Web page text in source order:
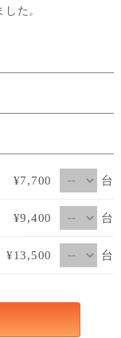
た。
¥7,700 台
¥9,400 台
¥13,500 台